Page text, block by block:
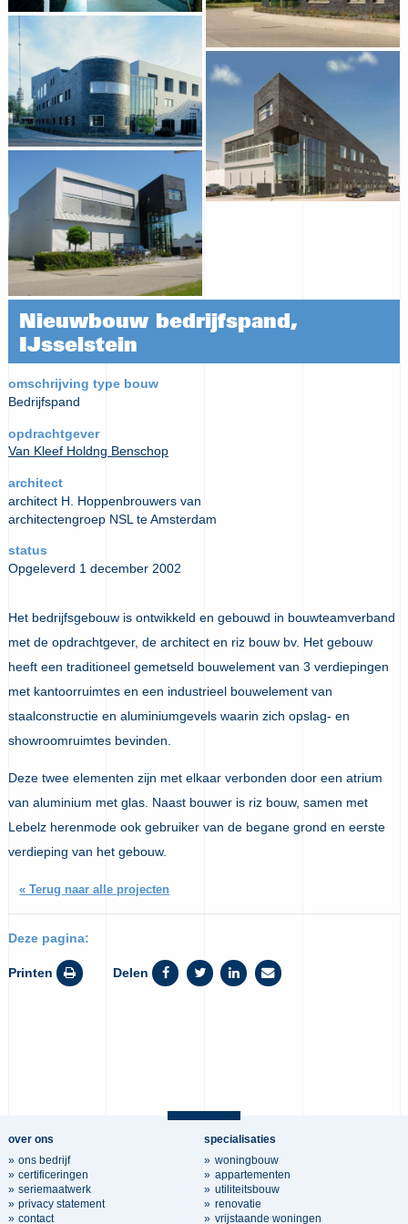
Nieuwbouw bedrijfspand,
IJsselstein
omschrijving type bouw
Bedrijfspand
opdrachtgever
Van Kleef Holdng Benschop
architect
architect H. Hoppenbrouwers van
architectengroep NSL te Amsterdam
status
Opgeleverd 1 december 2002
Het bedrijfsgebouw is ontwikkeld en gebouwd in bouwteamverband
met de opdrachtgever, de architect en riz bouw bv. Het gebouw
heeft een traditioneel gemetseld bouwelement van 3 verdiepingen
met kantoorruimtes en een industrieel bouwelement van
staalconstructie en aluminiumgevels waarin zich opslag- en
showroomruimtes bevinden.
Deze twee elementen zijn met elkaar verbonden door een atrium
van aluminium met glas. Naast bouwer is riz bouw, samen met
Lebelz herenmode ook gebruiker van de begane grond en eerste
verdieping van het gebouw.
« Terug naar alle projecten
Deze pagina:
Printen Delen
over ons
ons bedrijf
certificeringen
seriemaatwerk
privacy statement
contact
specialisaties
woningbouw
appartementen
utiliteitsbouw
renovatie
vrijstaande woningen